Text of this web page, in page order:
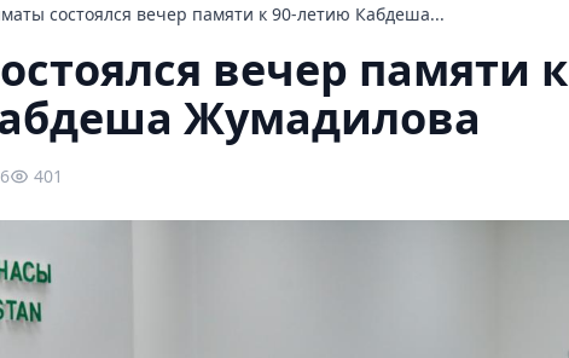
состоялся вечер памяти к 90-летию Кабдеша...
вечер памяти к
Жумадилова
401